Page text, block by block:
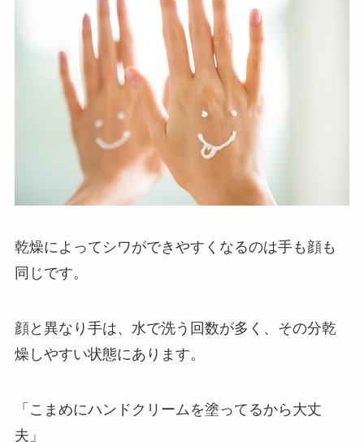
乾燥によってシワができやすくなるのは手も顔も
同じです。
顔と異なり手は、水で洗う回数が多く、その分乾
燥しやすい状態にあります。
「こまめにハンドクリームを塗ってるから大丈
夫」